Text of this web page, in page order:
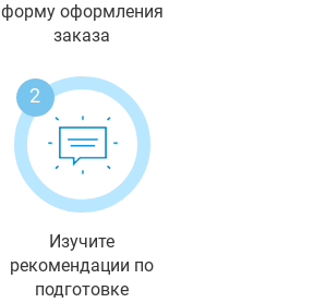
форму оформления
заказа
2
Изучите
рекомендации по
подготовке